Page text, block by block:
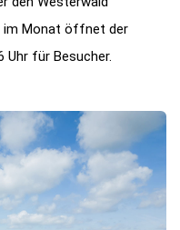
im Monat öffnet der
Uhr für Besucher.